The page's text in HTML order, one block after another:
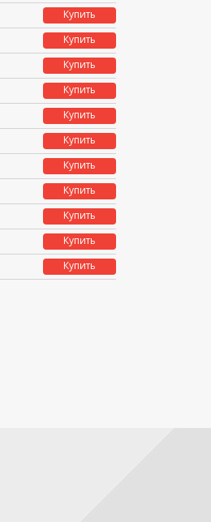
Купить
Купить
Купить
Купить
Купить
Купить
Купить
Купить
Купить
Купить
Купить